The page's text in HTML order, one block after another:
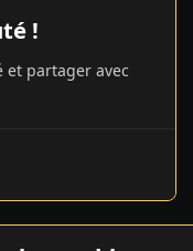
!
et partager avec